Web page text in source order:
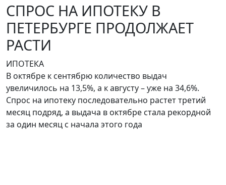
СПРОС НА ИПОТЕКУ В
ПЕТЕРБУРГЕ ПРОДОЛЖАЕТ
РАСТИ
ИПОТЕКА
В октябре к сентябрю количество выдач
увеличилось на 13,5%, а к августу – уже на 34,6%.
Спрос на ипотеку последовательно растет третий
месяц подряд, а выдача в октябре стала рекордной
за один месяц с начала этого года